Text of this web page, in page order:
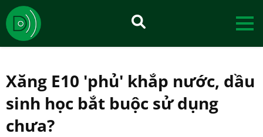
Xăng E10 'phủ' khắp nước, dầu
sinh học bắt buộc sử dụng
chưa?